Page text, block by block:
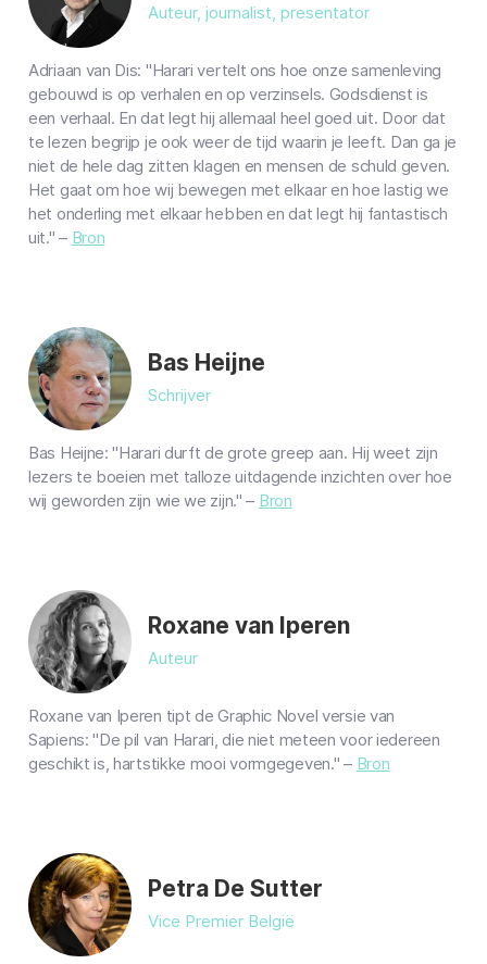
Auteur, journalist, presentator
Adriaan van Dis: "Harari vertelt ons hoe onze samenleving
gebouwd is op verhalen en op verzinsels. Godsdienst is
een verhaal. En dat legt hij allemaal heel goed uit. Door dat
te lezen begrijp je ook weer de tijd waarin je leeft. Dan ga je
niet de hele dag zitten klagen en mensen de schuld geven.
Het gaat om hoe wij bewegen met elkaar en hoe lastig we
het onderling met elkaar hebben en dat legt hij fantastisch
uit." – Bron
Bas Heijne
Schrijver
Bas Heijne: "Harari durft de grote greep aan. Hij weet zijn
lezers te boeien met talloze uitdagende inzichten over hoe
wij geworden zijn wie we zijn." – Bron
Roxane van Iperen
Auteur
Roxane van Iperen tipt de Graphic Novel versie van
Sapiens: "De pil van Harari, die niet meteen voor iedereen
geschikt is, hartstikke mooi vormgegeven." – Bron
Petra De Sutter
Vice Premier België